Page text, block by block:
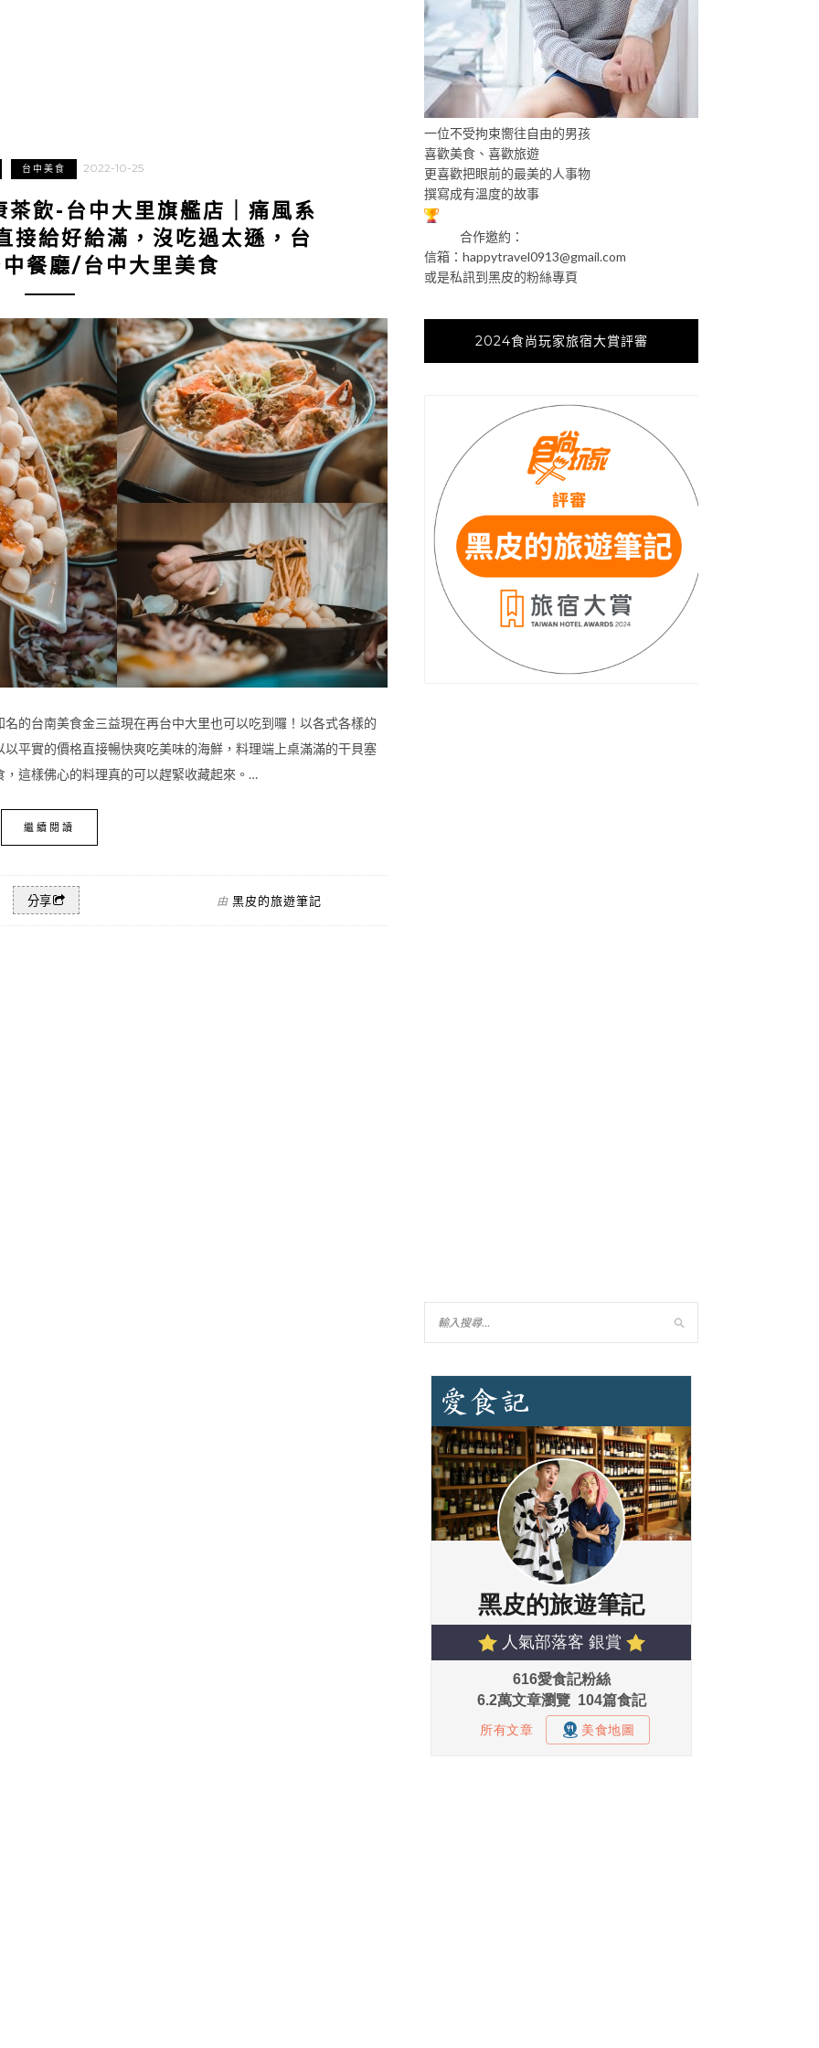
台中美食 2022-10-25
茶飲-台中大里旗艦店｜痛風系
接給好給滿，沒吃過太遜，台
餐廳/台中大里美食
的台南美食金三益現在再台中大里也可以吃到囉！以各式各樣的
平實的價格直接暢快爽吃美味的海鮮，料理端上桌滿滿的干貝塞
這樣佛心的料理真的可以趕緊收藏起來。…
繼續閱讀
分享 由 黑皮的旅遊筆記
一位不受拘束嚮往自由的男孩
喜歡美食、喜歡旅遊
更喜歡把眼前的最美的人事物
撰寫成有溫度的故事
合作邀約：
信箱： happytravel0913@gmail.com
或是私訊到黑皮的粉絲專頁
2024食尚玩家旅宿大賞評審